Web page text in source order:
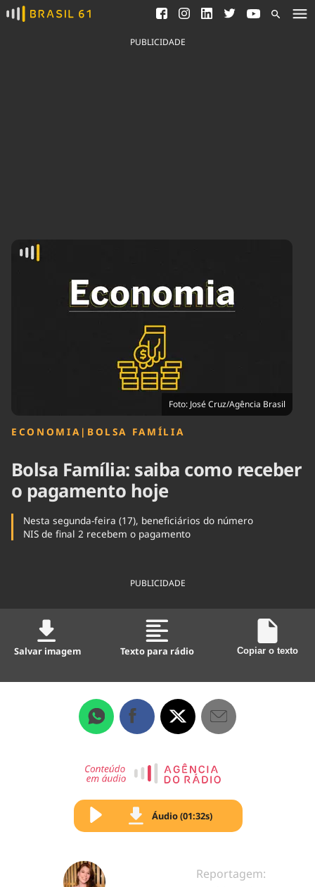
Ver todas as notícias
Saneamento
Indicadores
Agronegócios
Economia
Educação
Infraestrutura
Internacional
Podcast
Política
Saúde
PUBLICIDADE
Foto: José Cruz/Agência Brasil
ECONOMIA | BOLSA FAMÍLIA
Bolsa Família: saiba como receber
o pagamento hoje
Nesta segunda-feira (17), beneficiários do número
NIS de final 2 recebem o pagamento
PUBLICIDADE
Salvar imagem Texto para rádio Copiar o texto
Áudio (01:32s)
Reportagem: